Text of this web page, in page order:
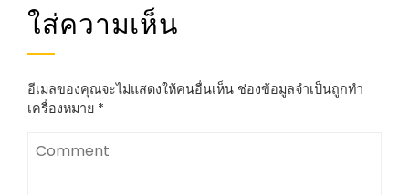
ใส่ความเห็น
อีเมลของคุณจะไม่แสดงให้คนอื่นเห็น ช่องข้อมูลจำเป็นถูกทำ
เครื่องหมาย *